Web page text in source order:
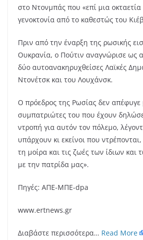
στο Ντονμπάς που «επί μια
γενοκτονία από το καθεστώς του
Πριν από την έναρξη της ρωσικής
Ουκρανία, ο Πούτιν αναγνώρισε ως
δύο αυτοανακηρυχθείσες Λαϊκές
Ντονέτσκ και του Λουχάνσκ.
Ο πρόεδρος της Ρωσίας δεν
συμπατριώτες του που έχουν
ντροπή για αυτόν τον πόλεμο,
υπάρχουν κι εκείνοι που
τη μοίρα και τις ζωές των ίδιων και
με την πατρίδα μας».
Πηγές: ΑΠΕ-ΜΠΕ-dpa
www.ertnews.gr
Διαβάστε περισσότερα… Read More